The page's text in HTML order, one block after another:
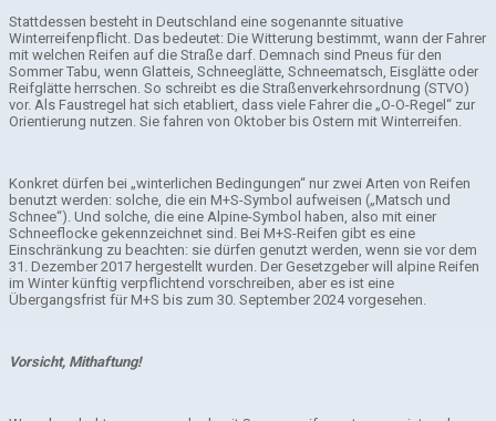
Stattdessen besteht in Deutschland eine sogenannte situative
Winterreifenpflicht. Das bedeutet: Die Witterung bestimmt, wann der Fahrer
mit welchen Reifen auf die Straße darf. Demnach sind Pneus für den
Sommer Tabu, wenn Glatteis, Schneeglätte, Schneematsch, Eisglätte oder
Reifglätte herrschen. So schreibt es die Straßenverkehrsordnung (STVO)
vor. Als Faustregel hat sich etabliert, dass viele Fahrer die „O-O-Regel“ zur
Orientierung nutzen. Sie fahren von Oktober bis Ostern mit Winterreifen.
Konkret dürfen bei „winterlichen Bedingungen“ nur zwei Arten von Reifen
benutzt werden: solche, die ein M+S-Symbol aufweisen („Matsch und
Schnee“). Und solche, die eine Alpine-Symbol haben, also mit einer
Schneeflocke gekennzeichnet sind. Bei M+S-Reifen gibt es eine
Einschränkung zu beachten: sie dürfen genutzt werden, wenn sie vor dem
31. Dezember 2017 hergestellt wurden. Der Gesetzgeber will alpine Reifen
im Winter künftig verpflichtend vorschreiben, aber es ist eine
Übergangsfrist für M+S bis zum 30. September 2024 vorgesehen.
Vorsicht, Mithaftung!